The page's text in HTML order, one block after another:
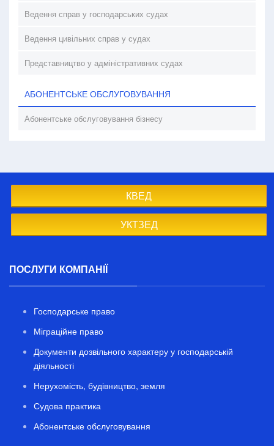
Ведення справ у господарських судах
Ведення цивільних справ у судах
Представництво у адміністративних судах
АБОНЕНТСЬКЕ ОБСЛУГОВУВАННЯ
Абонентське обслуговування бізнесу
КВЕД
УКТЗЕД
ПОСЛУГИ КОМПАНІЇ
Господарське право
Міграційне право
Документи дозвільного характеру у господарській
діяльності
Нерухомість, будівництво, земля
Судова практика
Абонентське обслуговування